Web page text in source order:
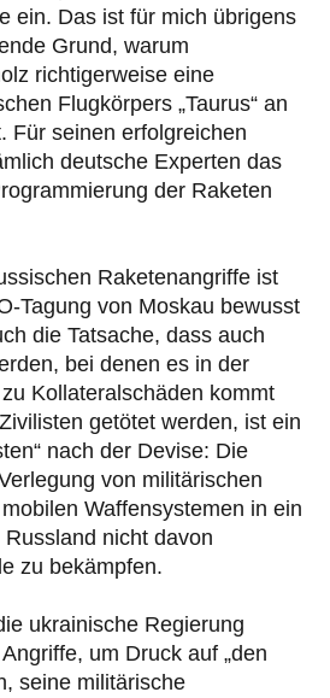
ein. Das ist für mich übrigens
Grund, warum
richtigerweise eine
Flugkörpers „Taurus“ an
Für seinen erfolgreichen
deutsche Experten das
der Raketen
Raketenangriffe ist
Tagung von Moskau bewusst
die Tatsache, dass auch
bei denen es in der
Kollateralschäden kommt
getötet werden, ist ein
nach der Devise: Die
von militärischen
Waffensystemen in ein
nicht davon
zu bekämpfen.
ukrainische Regierung
um Druck auf „den
seine militärische